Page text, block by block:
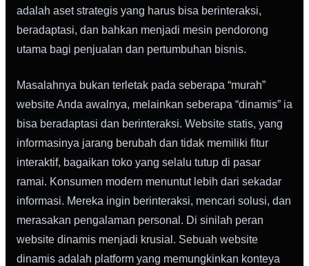
adalah aset strategis yang harus bisa berinteraksi,
beradaptasi, dan bahkan menjadi mesin pendorong
utama bagi penjualan dan pertumbuhan bisnis.
Masalahnya bukan terletak pada seberapa “murah”
website Anda awalnya, melainkan seberapa “dinamis” ia
bisa beradaptasi dan berinteraksi. Website statis, yang
informasinya jarang berubah dan tidak memiliki fitur
interaktif, bagaikan toko yang selalu tutup di pasar
ramai. Konsumen modern menuntut lebih dari sekadar
informasi. Mereka ingin berinteraksi, mencari solusi, dan
merasakan pengalaman personal. Di sinilah peran
website dinamis menjadi krusial. Sebuah website
dinamis adalah platform yang memungkinkan konteya